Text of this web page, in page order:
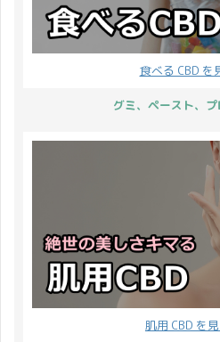
食べる CBD を
グミ、ペースト、
肌用 CBD を